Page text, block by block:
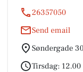
26357050
Send email
Søndergade
Tirsdag: